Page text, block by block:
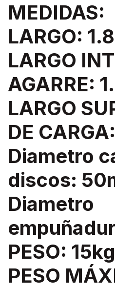
MEDIDAS:
LARGO:
LARGO
AGARRE:
LARGO
DE
Diametro
discos:
Diametro
PESO: 15kg
PESO